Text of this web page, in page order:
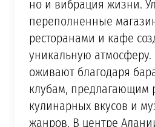
но и вибрация жизни.
переполненные
ресторанами и кафе
уникальную
оживают благодаря
клубам, предлагающим
кулинарных вкусов и
жанров. В центре